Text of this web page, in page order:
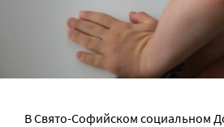
В Свято-Софийском социальном